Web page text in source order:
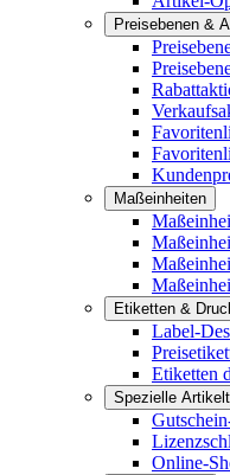
Preisebenen &
Maßeinheiten
Etiketten &
Label-
Etiketten
Spezielle
Online-